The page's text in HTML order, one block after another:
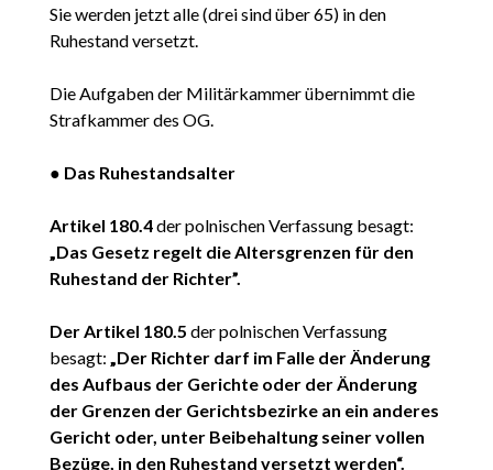
Sie werden jetzt alle (drei sind über 65) in den
Ruhestand versetzt.
Die Aufgaben der Militärkammer übernimmt die
Strafkammer des OG.
● Das Ruhestandsalter
Artikel 180.4der polnischen Verfassung besagt:
„Das Gesetz regelt die Altersgrenzen für den
Ruhestand der Richter”.
Der Artikel 180.5 der polnischen Verfassung
besagt: „Der Richter darf im Falle der Änderung
des Aufbaus der Gerichte oder der Änderung
der Grenzen der Gerichtsbezirke an ein anderes
Gericht oder, unter Beibehaltung seiner vollen
Bezüge, in den Ruhestand versetzt werden“.